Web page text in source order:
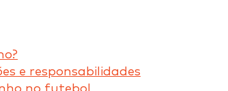
e responsabilidades